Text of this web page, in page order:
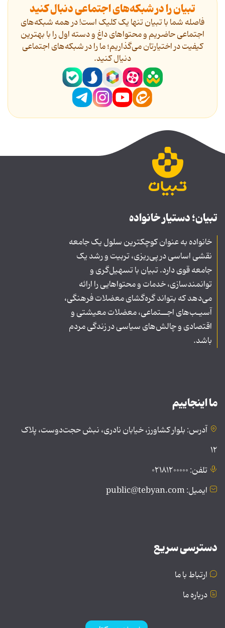
تبیان را در شبکه‌های اجتماعی دنبال کنید
فاصله شما با تبیان تنها یک کلیک است! در همه شبکه‌های
اجتماعی حاضریم و محتواهای داغ و دسته اول را با بهترین
کیفیت در اختیارتان می‌گذاریم؛ ما را در شبکه‌های اجتماعی
دنیال کنید.
تبیان؛ دستیار خانواده
خانواده به عنوان کوچکترین سلول یک جامعه
نقشی اساسی در پی‌ریزی، تربیت و رشد یک
جامعه قوی دارد. تبیان با تسهیل‌گری و
توانمندسازی، خدمات و محتواهایی را ارائه
می‌دهد که بتواند گره‌گشای معضلات فرهنگی،
آسیـب‌های اجــتماعی، معضلات معیشتی و
اقتصادی و چالش‌های سیاسی در زندگی مردم
باشد.
ما اینجاییم
آدرس: بلوار کشاورز، خیابان نادری، نبش حجت‌دوست، پلاک
۱۲
تلفن: ۰۲۱۸۱۲۰۰۰۰۰
ایمیل: public@tebyan.com
دسترسی سریع
ارتباط با ما
درباره ما